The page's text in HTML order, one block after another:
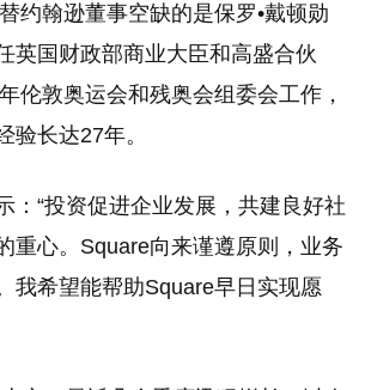
约翰逊董事空缺的是保罗•戴顿勋
英国财政部商业大臣和高盛合伙
伦敦奥运会和残奥会组委会工作，
验长达27年。
：“投资促进企业发展，共建良好社
重心。Square向来谨遵原则，业务
我希望能帮助Square早日实现愿